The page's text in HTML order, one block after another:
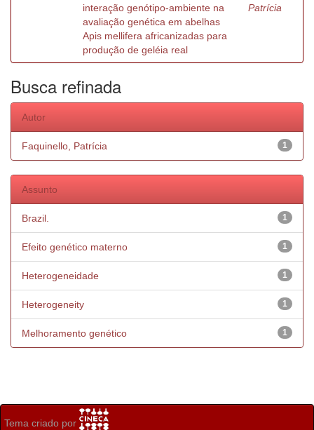
interação genótipo-ambiente na
avaliação genética em abelhas
Apis mellifera africanizadas para
produção de geléia real
Patrícia
Busca refinada
Autor
1
Faquinello, Patrícia
Assunto
1
Brazil.
1
Efeito genético materno
1
Heterogeneidade
1
Heterogeneity
1
Melhoramento genético
Tema criado por